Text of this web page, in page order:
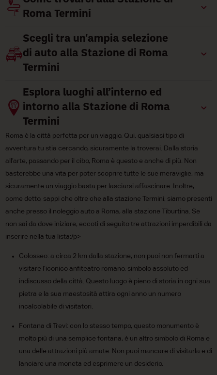
Roma Termini
Scegli tra un'ampia selezione
di auto alla Stazione di Roma
Termini
Esplora luoghi all’interno ed
intorno alla Stazione di Roma
Termini
Roma è la città perfetta per un viaggio. Qui, qualsiasi tipo di
avventura tu stia cercando, sicuramente la troverai. Dalla storia
all’arte, passando per il cibo, Roma è questo e anche di più. Non
basterebbe una vita per poter scoprire tutte le sue meraviglie, ma
sicuramente un viaggio basta per lasciarsi affascinare. Inoltre,
come detto, sappi che oltre che alla stazione Termini, siamo presenti
anche presso il noleggio auto a Roma, alla stazione Tiburtina. Se
non sai da dove iniziare, eccoti di seguito tre attrazioni imperdibili da
inserire nella tua lista:/p>
Colosseo: a circa 2 km dalla stazione, non puoi non fermarti a
visitare l’iconico anfiteatro romano, simbolo assoluto ed
indiscusso della città. Questo luogo è pieno di storia in ogni sua
pietra e la sua maestosità attira ogni anno un numero
incalcolabile di visitatori.
Fontana di Trevi: con lo stesso tempo, questo monumento è
molto più di una semplice fontana, è un altro simbolo di Roma e
una delle attrazioni più amate. Non puoi mancare di visitarla e di
lanciare una moneta ed esprimere un desiderio.